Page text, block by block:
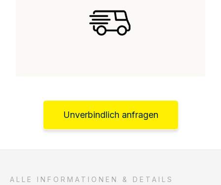
Unverbindlich anfragen
ALLE INFORMATIONEN & DETAILS